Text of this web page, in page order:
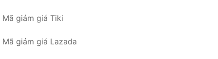
Mã giảm giá Tiki
Mã giảm giá Lazada